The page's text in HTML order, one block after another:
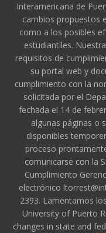
Interamericana de
cambios propuestos
como a los posibles
estudiantiles.
requisitos de
su portal web y
cumplimiento con la
solicitada por el
fechada el 14 de
algunas páginas o
disponibles
proceso
comunicarse con la
Cumplimiento
electrónico
2393. Lamentamos
University of Puerto
changes in state and